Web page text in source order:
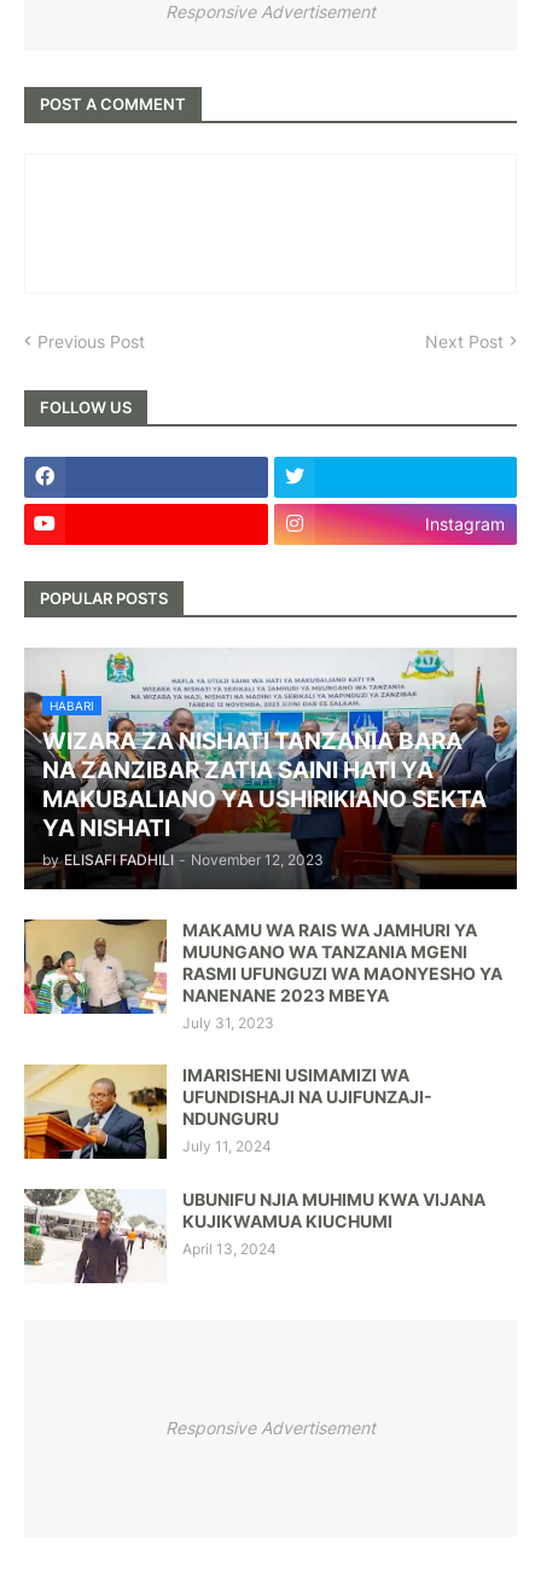
Responsive Advertisement
POST A COMMENT
Previous Post Next Post
FOLLOW US
Instagram
POPULAR POSTS
HABARI
WIZARA ZA NISHATI TANZANIA BARA
NA ZANZIBAR ZATIA SAINI HATI YA
MAKUBALIANO YA USHIRIKIANO SEKTA
YA NISHATI
by ELISAFI FADHILI - November 12, 2023
MAKAMU WA RAIS WA JAMHURI YA
MUUNGANO WA TANZANIA MGENI
RASMI UFUNGUZI WA MAONYESHO YA
NANENANE 2023 MBEYA
July 31, 2023
IMARISHENI USIMAMIZI WA
UFUNDISHAJI NA UJIFUNZAJI-
NDUNGURU
July 11, 2024
UBUNIFU NJIA MUHIMU KWA VIJANA
KUJIKWAMUA KIUCHUMI
April 13, 2024
Responsive Advertisement